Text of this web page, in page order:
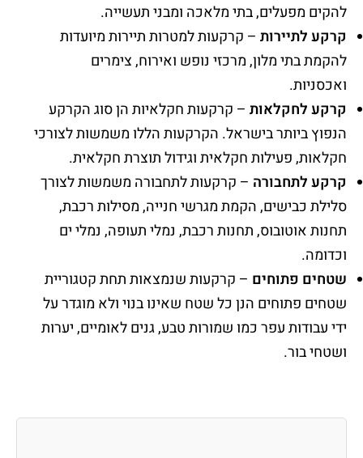
להקים מפעלים, בתי מלאכה ומבני תעשייה.
קרקע לתיירות – קרקעות למטרות תיירות מיועדות
להקמת בתי מלון, מרכזי נופש ואירוח, צימרים
ואכסניות.
קרקע לחקלאות – קרקעות חקלאיות הן סוג הקרקע
הנפוץ ביותר בישראל. הקרקעות הללו משמשות לצורכי
חקלאות, פעילות חקלאית וגידול תוצרת חקלאית.
קרקע לתחבורה – קרקעות לתחבורה משמשות לצורך
סלילת כבישים, הקמת מגרשי חנייה, מסילות רכבת,
תחנות אוטובוס, תחנות רכבת, נמלי תעופה, נמלי ים
וכדומה.
שטחים פתוחים – קרקעות שנמצאות תחת קטגוריית
שטחים פתוחים הנן כל שטח שאינו בנוי ולא מוגדר על
ידי עבודות עפר כמו שמורות טבע, גנים לאומיים, יערות
ושטחי בור.